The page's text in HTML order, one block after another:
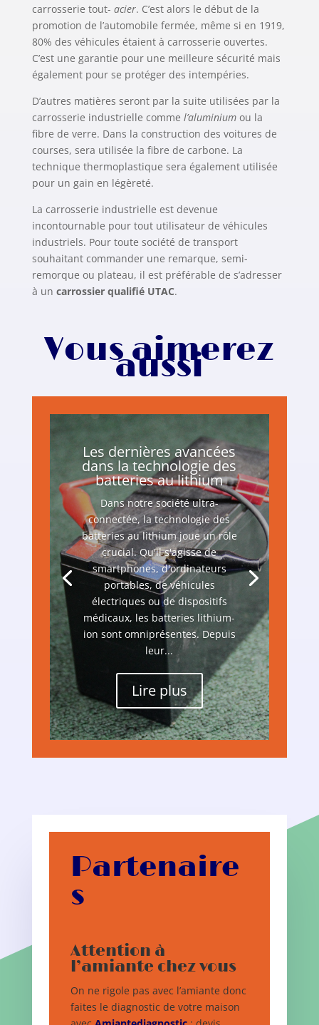
carrosserie tout- acier. C’est alors le début de la
promotion de l’automobile fermée, même si en 1919,
80% des véhicules étaient à carrosserie ouvertes.
C’est une garantie pour une meilleure sécurité mais
également pour se protéger des intempéries.
D’autres matières seront par la suite utilisées par la
carrosserie industrielle comme l’aluminiumou la
fibre de verre. Dans la construction des voitures de
courses, sera utilisée la fibre de carbone. La
technique thermoplastique sera également utilisée
pour un gain en légèreté.
La carrosserie industrielle est devenue
incontournable pour tout utilisateur de véhicules
industriels. Pour toute société de transport
souhaitant commander une remarque, semi-
remorque ou plateau, il est préférable de s’adresser
à un carrossier qualifié UTAC.
Vous aimerez
aussi
Les dernières avancées
dans la technologie des
batteries au lithium
Dans notre société ultra-
connectée, la technologie des
batteries au lithium joue un rôle
crucial. Qu'il s'agisse de
smartphones, d'ordinateurs
portables, de véhicules
électriques ou de dispositifs
médicaux, les batteries lithium-
ion sont omniprésentes. Depuis
leur...
Lire plus
Partenaire
s
Attention à
l’amiante chez vous
On ne rigole pas avec l’amiante donc
faites le diagnostic de votre maison